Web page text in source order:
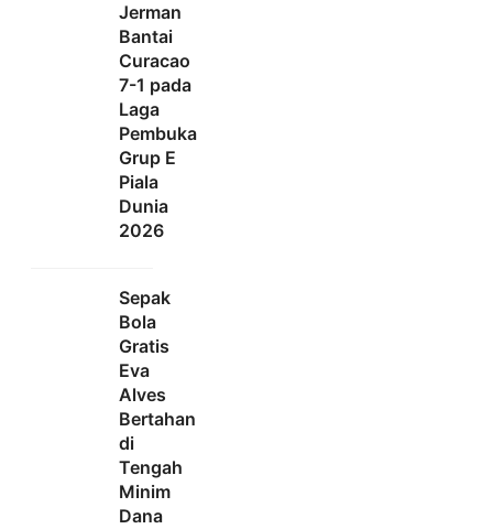
Jerman
Bantai
Curacao
7-1 pada
Laga
Pembuka
Grup E
Piala
Dunia
2026
Sepak
Bola
Gratis
Eva
Alves
Bertahan
di
Tengah
Minim
Dana